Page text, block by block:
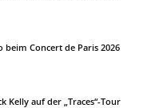
Concert de Paris 2026
Kelly auf der „Traces“-Tour